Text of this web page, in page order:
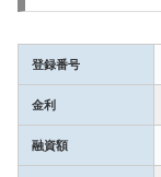
登録番号
金利
融資額